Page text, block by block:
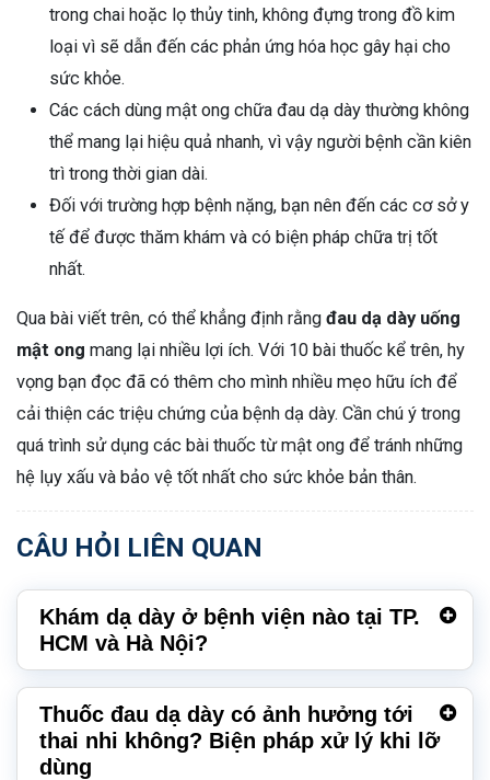
trong chai hoặc lọ thủy tinh, không đựng trong đồ kim
loại vì sẽ dẫn đến các phản ứng hóa học gây hại cho
sức khỏe.
Các cách dùng mật ong chữa đau dạ dày thường không
thể mang lại hiệu quả nhanh, vì vậy người bệnh cần kiên
trì trong thời gian dài.
Đối với trường hợp bệnh nặng, bạn nên đến các cơ sở y
tế để được thăm khám và có biện pháp chữa trị tốt
nhất.
Qua bài viết trên, có thể khẳng định rằng đau dạ dày uống
mật ong mang lại nhiều lợi ích. Với 10 bài thuốc kể trên, hy
vọng bạn đọc đã có thêm cho mình nhiều mẹo hữu ích để
cải thiện các triệu chứng của bệnh dạ dày. Cần chú ý trong
quá trình sử dụng các bài thuốc từ mật ong để tránh những
hệ lụy xấu và bảo vệ tốt nhất cho sức khỏe bản thân.
CÂU HỎI LIÊN QUAN
Khám dạ dày ở bệnh viện nào tại TP.
HCM và Hà Nội?
Thuốc đau dạ dày có ảnh hưởng tới
thai nhi không? Biện pháp xử lý khi lỡ
dùng